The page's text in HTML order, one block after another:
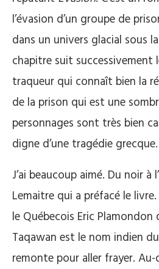
l’évasion d’un groupe de
dans un univers glacial sous
chapitre suit successivement
traqueur qui connaît bien la
de la prison qui est une
personnages sont très bien
digne d’une tragédie grecque.
J’ai beaucoup aimé. Du noir à
Lemaitre qui a préfacé le
le Québecois Eric Plamondon
Taqawan est le nom indien
remonte pour aller frayer. Au-